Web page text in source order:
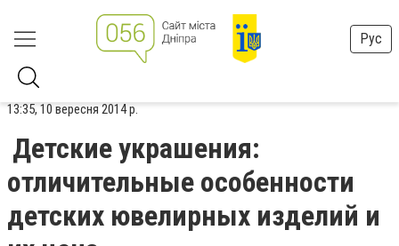
Рус
13:35, 10 вересня 2014 р.
Детские украшения:
отличительные особенности
детских ювелирных изделий и